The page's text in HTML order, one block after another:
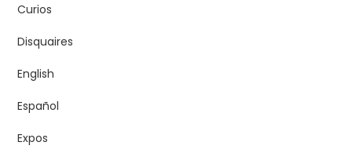
Curios
Disquaires
English
Español
Expos